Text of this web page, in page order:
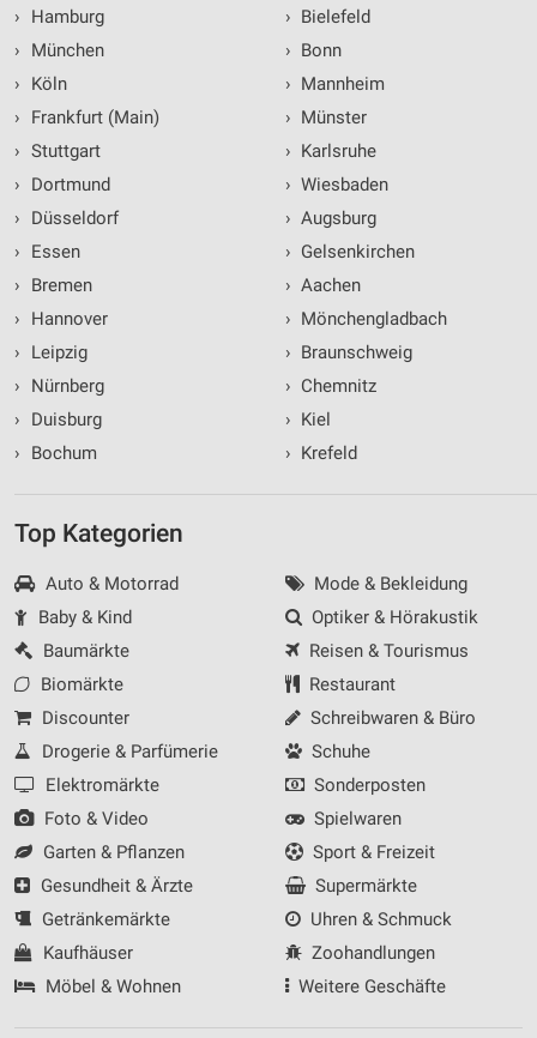
›
Hamburg
›
München
›
Köln
›
Frankfurt (Main)
› Stuttgart
›
Dortmund
›
Düsseldorf
›
Essen
›
Bremen
›
Hannover
›
Leipzig
›
Nürnberg
›
Duisburg
›
Bochum
› Bielefeld
› Bonn
› Mannheim
› Münster
› Karlsruhe
› Wiesbaden
› Augsburg
› Gelsenkirchen
› Aachen
› Mönchengladbach
› Braunschweig
› Chemnitz
› Kiel
› Krefeld
Top Kategorien
Auto & Motorrad
Baby & Kind
Baumärkte
Biomärkte
Discounter
Drogerie & Parfümerie
Elektromärkte
Foto & Video
Garten & Pflanzen
Gesundheit & Ärzte
Getränkemärkte
Kaufhäuser
Möbel & Wohnen
Mode & Bekleidung
Optiker & Hörakustik
Reisen & Tourismus
Restaurant
Schreibwaren & Büro
Schuhe
Sonderposten
Spielwaren
Sport & Freizeit
Supermärkte
Uhren & Schmuck
Zoohandlungen
Weitere Geschäfte